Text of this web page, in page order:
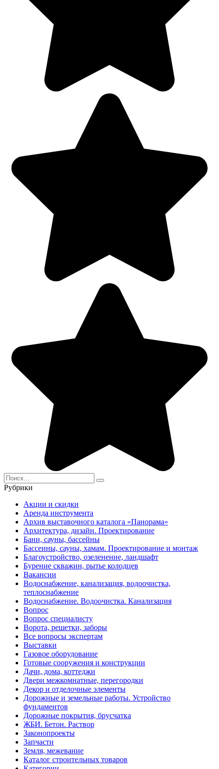
Search
for:
Рубрики
Акции и скидки
Аренда инструмента
Архив выставочного каталога «Панорама»
Архитектура, дизайн. Проектирование
Бани, сауны, бассейны
Бассеины, сауны, хамам. Проектирование и монтаж
Благоустройство, озеленение, ландшафт
Бурение скважин, рытье колодцев
Вакансии
Водоснабжение, канализация, водоочистка,
теплоснабжение
Водоснабжение. Водоочистка. Канализация
Вопрос
Вопрос специалисту
Ворота, решетки, заборы
Все вопросы экспертам
Выставки
Газовое оборудование
Готовые сооружения и конструкции
Дачи, дома, коттеджи
Двери межкомнатные, перегородки
Декор и отделочные элементы
Дорожные и земельные работы. Устройство
фундаментов
Дорожные покрытия, брусчатка
ЖБИ. Бетон. Раствор
Законопроекты
Запчасти
Земля, межевание
Каталог строительных товаров